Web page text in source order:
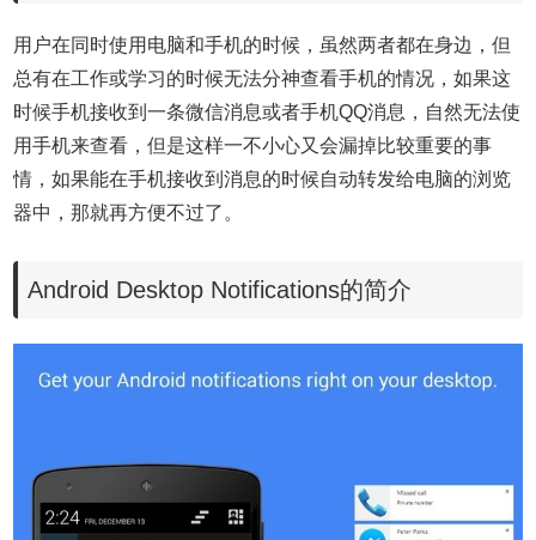
用户在同时使用电脑和手机的时候，虽然两者都在身边，但
总有在工作或学习的时候无法分神查看手机的情况，如果这
时候手机接收到一条微信消息或者手机QQ消息，自然无法使
用手机来查看，但是这样一不小心又会漏掉比较重要的事
情，如果能在手机接收到消息的时候自动转发给电脑的浏览
器中，那就再方便不过了。
Android Desktop Notifications的简介